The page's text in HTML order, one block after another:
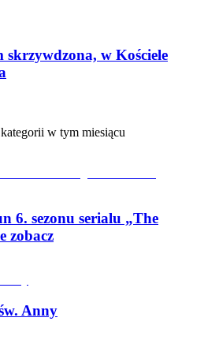
skrzywdzona, w Kościele
w tym miesiącu
6. sezonu serialu „The
zobacz
Anny